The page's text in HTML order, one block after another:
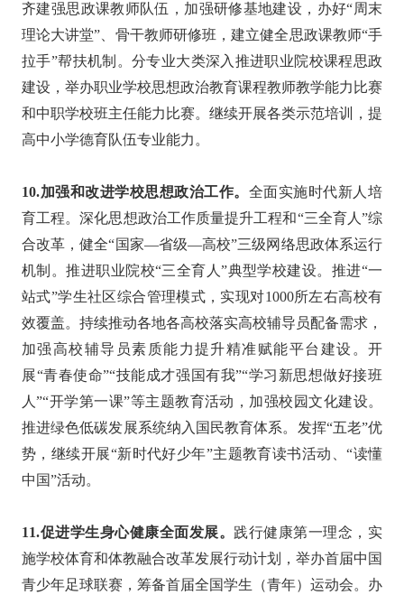
齐建强思政课教师队伍，加强研修基地建设，办好“周末
理论大讲堂”、骨干教师研修班，建立健全思政课教师“手
拉手”帮扶机制。分专业大类深入推进职业院校课程思政
建设，举办职业学校思想政治教育课程教师教学能力比赛
和中职学校班主任能力比赛。继续开展各类示范培训，提
高中小学德育队伍专业能力。
10.加强和改进学校思想政治工作。 全面实施时代新人培
育工程。深化思想政治工作质量提升工程和“三全育人”综
合改革，健全“国家—省级—高校”三级网络思政体系运行
机制。推进职业院校“三全育人”典型学校建设。推进“一
站式”学生社区综合管理模式，实现对1000所左右高校有
效覆盖。持续推动各地各高校落实高校辅导员配备需求，
加强高校辅导员素质能力提升精准赋能平台建设。开
展“青春使命”“技能成才强国有我”“学习新思想做好接班
人”“开学第一课”等主题教育活动，加强校园文化建设。
推进绿色低碳发展系统纳入国民教育体系。发挥“五老”优
势，继续开展“新时代好少年”主题教育读书活动、“读懂
中国”活动。
11.促进学生身心健康全面发展。 践行健康第一理念，实
施学校体育和体教融合改革发展行动计划，举办首届中国
青少年足球联赛，筹备首届全国学生（青年）运动会。办